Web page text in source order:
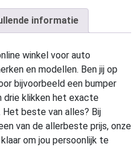
informatie
winkel voor auto
en modellen. Ben jij op
bijvoorbeeld een bumper
drie klikken het exacte
beste van alles? Bij
van de allerbeste prijs, onze
om jou persoonlijk te